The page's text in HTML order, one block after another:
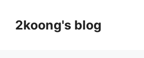
content2koong's blog